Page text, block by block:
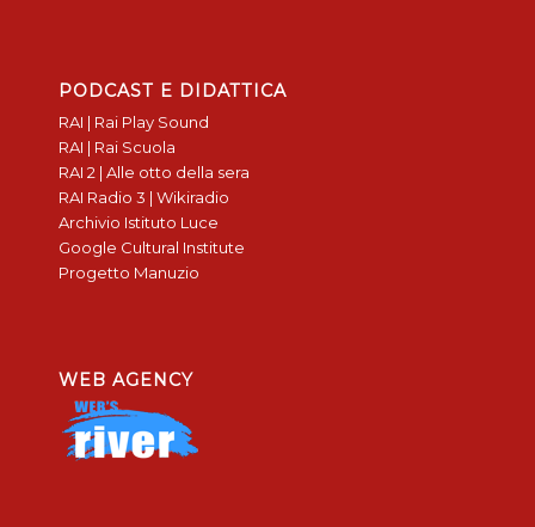
PODCAST E DIDATTICA
RAI | Rai Play Sound
RAI | Rai Scuola
RAI 2 | Alle otto della sera
RAI Radio 3 | Wikiradio
Archivio Istituto Luce
Google Cultural Institute
Progetto Manuzio
WEB AGENCY